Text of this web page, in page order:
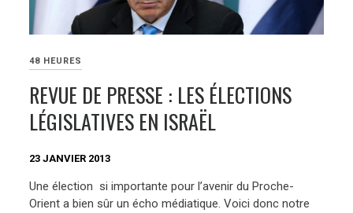
48 HEURES
REVUE DE PRESSE : LES ÉLECTIONS
LÉGISLATIVES EN ISRAËL
23 JANVIER 2013
Une élection si importante pour l’avenir du Proche-
Orient a bien sûr un écho médiatique. Voici donc notre